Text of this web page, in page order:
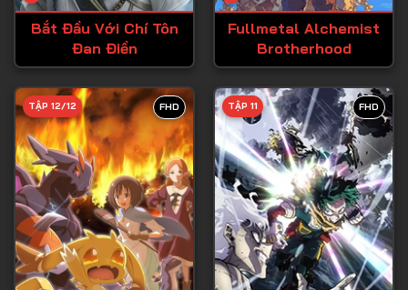
Tập 26
Tập 29
Tập 30
Tập 31
Tập 32
Tập 33
Tập 34
Bắt Đầu Với Chí Tôn
Đan Điền
Fullmetal Alchemist
Brotherhood
FHD
TẬP 12/12 FHD
TẬP 11